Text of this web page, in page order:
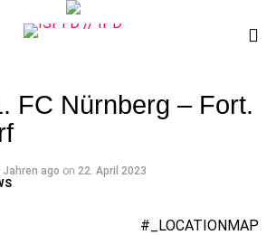
FC Nürnberg – Fort.
Jahren ago on 22. April 2023
#_LOCATIONMAP